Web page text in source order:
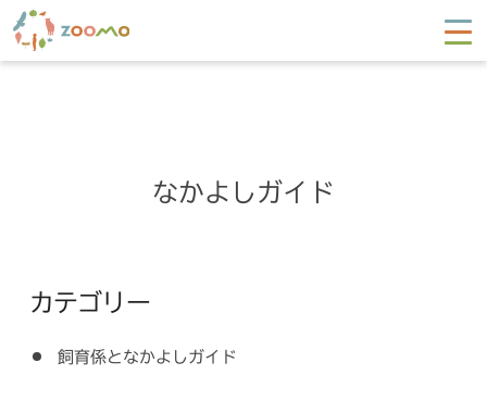
なかよしガイド
カテゴリー
飼育係となかよしガイド